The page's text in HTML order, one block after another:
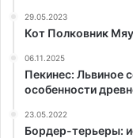
29.05.2023
Кот Полковник Мяу
06.11.2025
Пекинес: Львиное
особенности
23.05.2022
Бордер-терьеры: